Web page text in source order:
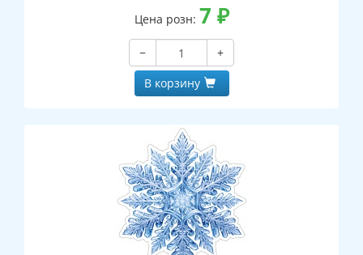
Цена розн: 7 ₽
−
+
В корзину